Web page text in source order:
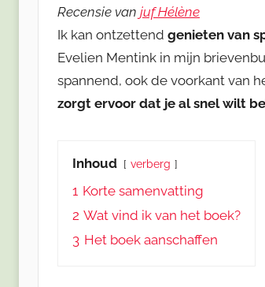
Recensie van juf Hélène
Ik kan ontzettend genieten van
Evelien Mentink in mijn
spannend, ook de voorkant van
zorgt ervoor dat je al snel wilt
Inhoud verberg
1 Korte samenvatting
2 Wat vind ik van het boek?
3 Het boek aanschaffen